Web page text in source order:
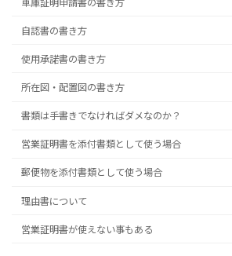
車庫証明申請書の書き方
自認書の書き方
使用承諾書の書き方
所在図・配置図の書き方
書類は手書きでなければダメなのか？
営業証明書を添付書類として使う場合
郵便物を添付書類として使う場合
理由書について
営業証明書が使えない事もある